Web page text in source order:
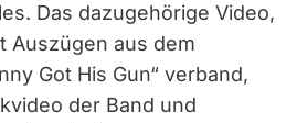
Das dazugehörige Video,
Auszügen aus dem
Got His Gun“ verband,
der Band und